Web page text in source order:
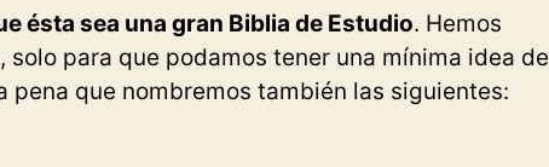
ésta sea una gran Biblia de Estudio. Hemos
para que podamos tener una mínima idea de
pena que nombremos también las siguientes: